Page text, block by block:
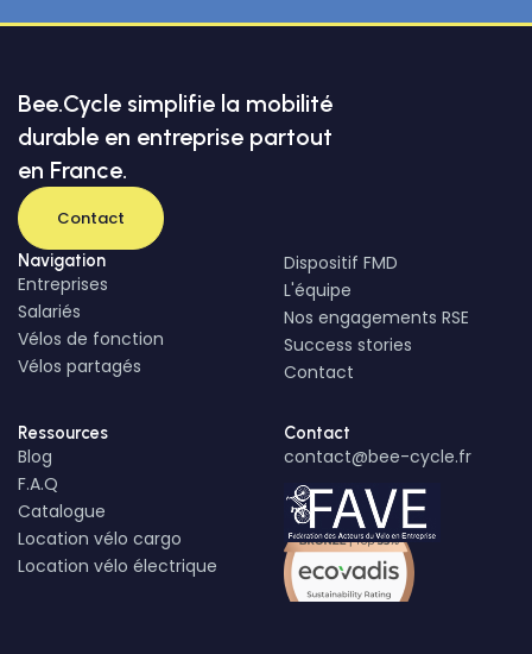
Bee.Cycle simplifie la mobilité
durable en entreprise partout
en France.
Contact
Navigation
Entreprises
Salariés
Vélos de fonction
Vélos partagés
Dispositif FMD
L'équipe
Nos engagements RSE
Success stories
Contact
Ressources
Blog
F.A.Q
Catalogue
Location vélo cargo
Location vélo électrique
Contact
contact@bee-cycle.fr